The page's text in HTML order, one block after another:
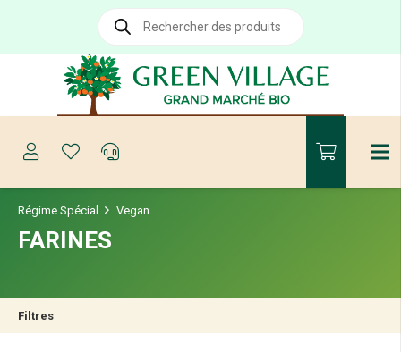
Recherche
produits
Régime Spécial Vegan
FARINES
Filtres